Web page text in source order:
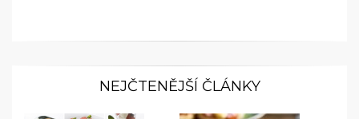
NEJČTENĚJŠÍ ČLÁNKY